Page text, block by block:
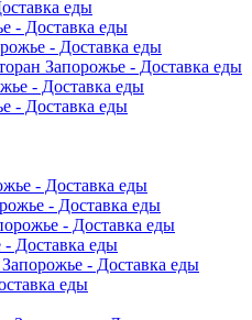
еды
- Доставка еды
- Доставка еды
Запорожье - Доставка еды
- Доставка еды
- Доставка еды
- Доставка еды
- Доставка еды
- Доставка еды
Доставка еды
- Доставка еды
еды